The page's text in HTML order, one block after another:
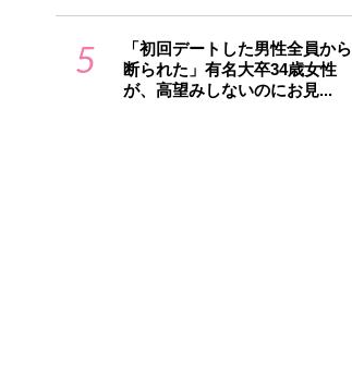
5
「初回デートした男性全員から
断られた」有名大卒34歳女性
が、高望みしないのにお見...